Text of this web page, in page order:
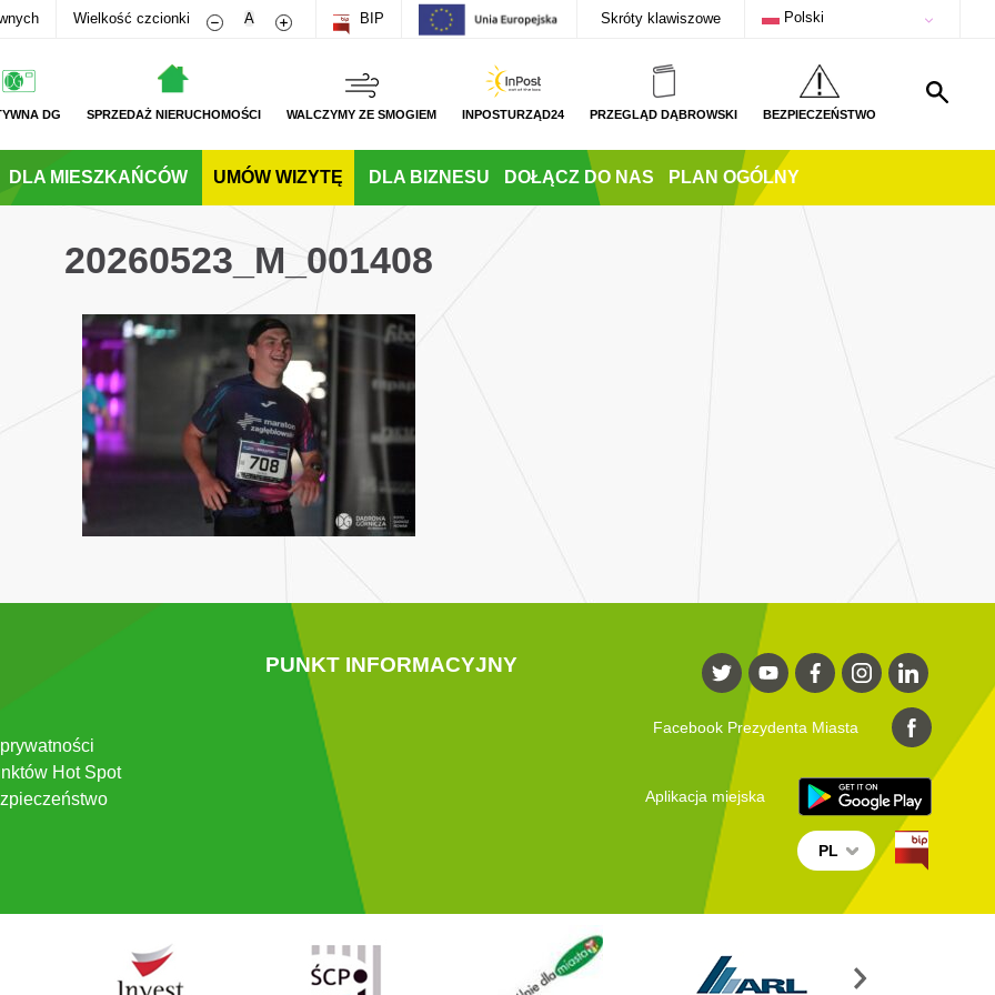
Wielkość czcionki Zmniejsz rozmiar czcionki
A Zwiększ rozmiar czcionki
BIP Skróty klawiszowe Polski
DG SPRZEDAŻ NIERUCHOMOŚCI WALCZYMY ZE SMOGIEM INPOSTURZĄD24 PRZEGLĄD DĄBROWSKI BEZPIECZEŃSTWO
DLA MIESZKAŃCÓW UMÓW WIZYTĘ DLA BIZNESU DOŁĄCZ DO NAS PLAN OGÓLNY
20260523_M_001408
Hot Spot
PUNKT INFORMACYJNY
Facebook Prezydenta Miasta
Aplikacja miejska
PL